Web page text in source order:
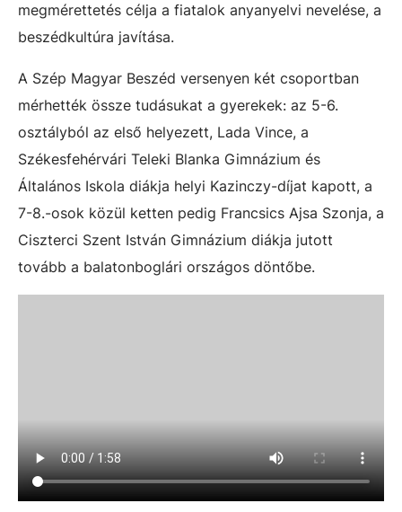
megmérettetés célja a fiatalok anyanyelvi nevelése, a
beszédkultúra javítása.
A Szép Magyar Beszéd versenyen két csoportban
mérhették össze tudásukat a gyerekek: az 5-6.
osztályból az első helyezett, Lada Vince, a
Székesfehérvári Teleki Blanka Gimnázium és
Általános Iskola diákja helyi Kazinczy-díjat kapott, a
7-8.-osok közül ketten pedig Francsics Ajsa Szonja, a
Ciszterci Szent István Gimnázium diákja jutott
tovább a balatonboglári országos döntőbe.